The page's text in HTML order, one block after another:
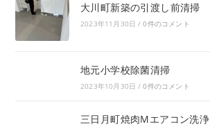
大川町新築の引渡し前清掃
2023年11月30日 / 0件のコメント
地元小学校除菌清掃
2023年10月30日 / 0件のコメント
三日月町焼肉Mエアコン洗浄